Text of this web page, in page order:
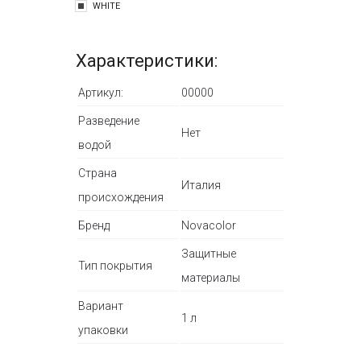
WHITE
Характеристики:
Артикул: 00000
Разведение
водой
Нет
Страна
происхождения
Италия
Бренд Novacolor
Тип покрытия
Защитные
материалы
Вариант
упаковки
1 л